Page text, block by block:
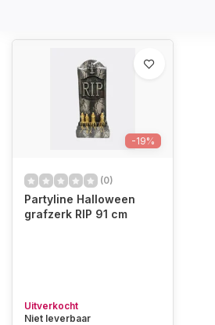
-19%
(0)
Partyline Halloween
grafzerk RIP 91 cm
Uitverkocht
Niet leverbaar